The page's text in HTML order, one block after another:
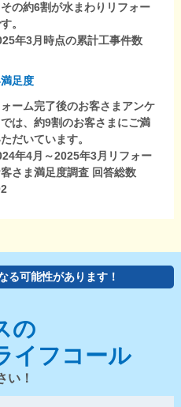
の約6割が水まわりリフォー
。
年3月時点の累計工事件数
足度
ォーム完了後のお客さまアンケ
は、約9割のお客さまにご満
だいています。
年4月～2025年3月リフォー
さま満足度調査 回答総数
る可能性があります！
の
イフコール
い！